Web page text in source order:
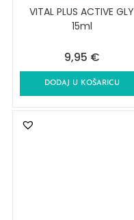
VITAL PLUS ACTIVE GLY
15ml
9,95 €
DODAJ U KOŠARICU